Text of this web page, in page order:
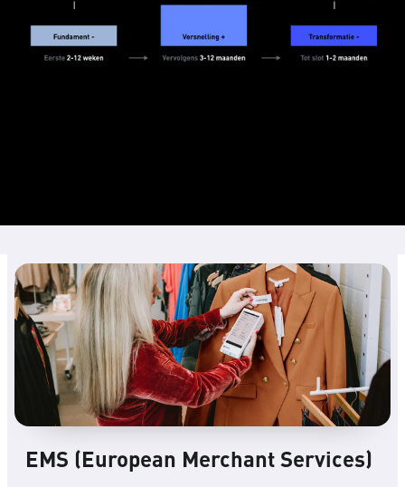
EMS (European Merchant Services)